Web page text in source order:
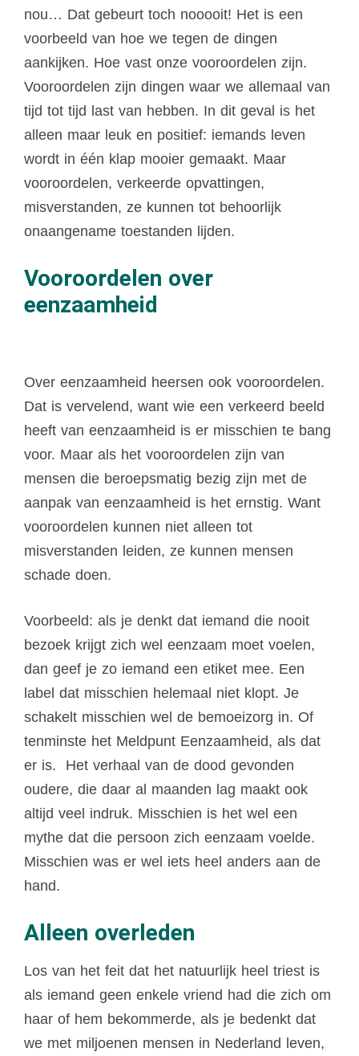
nou… Dat gebeurt toch nooooit! Het is een
voorbeeld van hoe we tegen de dingen
aankijken. Hoe vast onze vooroordelen zijn.
Vooroordelen zijn dingen waar we allemaal van
tijd tot tijd last van hebben. In dit geval is het
alleen maar leuk en positief: iemands leven
wordt in één klap mooier gemaakt. Maar
vooroordelen, verkeerde opvattingen,
misverstanden, ze kunnen tot behoorlijk
onaangename toestanden lijden.
Vooroordelen over
eenzaamheid
Over eenzaamheid heersen ook vooroordelen.
Dat is vervelend, want wie een verkeerd beeld
heeft van eenzaamheid is er misschien te bang
voor. Maar als het vooroordelen zijn van
mensen die beroepsmatig bezig zijn met de
aanpak van eenzaamheid is het ernstig. Want
vooroordelen kunnen niet alleen tot
misverstanden leiden, ze kunnen mensen
schade doen.
Voorbeeld: als je denkt dat iemand die nooit
bezoek krijgt zich wel eenzaam moet voelen,
dan geef je zo iemand een etiket mee. Een
label dat misschien helemaal niet klopt. Je
schakelt misschien wel de bemoeizorg in. Of
tenminste het Meldpunt Eenzaamheid, als dat
er is. Het verhaal van de dood gevonden
oudere, die daar al maanden lag maakt ook
altijd veel indruk. Misschien is het wel een
mythe dat die persoon zich eenzaam voelde.
Misschien was er wel iets heel anders aan de
hand.
Alleen overleden
Los van het feit dat het natuurlijk heel triest is
als iemand geen enkele vriend had die zich om
haar of hem bekommerde, als je bedenkt dat
we met miljoenen mensen in Nederland leven,